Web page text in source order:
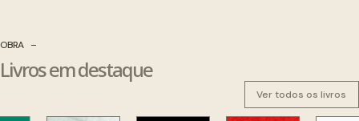
OBRA
Livros em destaque
Ver todos os livros